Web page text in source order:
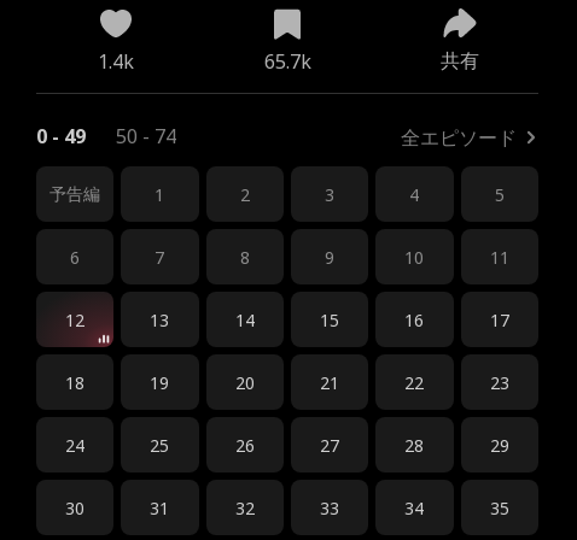
1.4k 65.7k 共有
0 - 49 50 - 74 全エピソード
予告編 1 2 3 4 5
6 7 8 9 10 11
12 13 14 15 16 17
18 19 20 21 22 23
24 25 26 27 28 29
30 31 32 33 34 35